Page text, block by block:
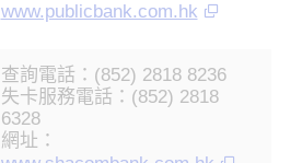
www.publicbank.com.hk
查詢電話：(852) 2818 8236
失卡服務電話：(852) 2818
6328
網址：